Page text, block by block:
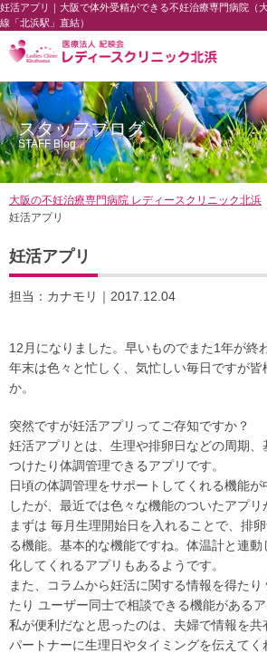
妊活アプリ｜大阪で体外受精ができる不妊治療専門病院（
線「北浜駅」直結）
スタッフブログ
STAFF Blog
大阪の不妊治療専門病院 レディースクリニック北浜
妊活アプリ
妊活アプリ
担当：カナモリ｜2017.12.04
12月になりました。早いものでまた1年が終
年末は色々と忙しく、気忙しい毎日ですが
か。
突然ですが妊活アプリってご存知ですか？
妊活アプリとは、生理や排卵日などの周期
つけたり体調管理できるアプリです。
日頃の体調管理をサポートしてくれる機能
したが、最近では色々な機能のついたアプリ
まずは 毎月生理開始日を入れることで、排
る機能。基本的な機能ですね。体温計と連動
化してくれるアプリもあるようです。
また、コラムから妊活に関する情報を得たり
たり ユーザー同士で相談できる機能があるア
私が便利だなと思ったのは、夫婦で情報を共
パートナーに生理日やタイミングを伝えてく